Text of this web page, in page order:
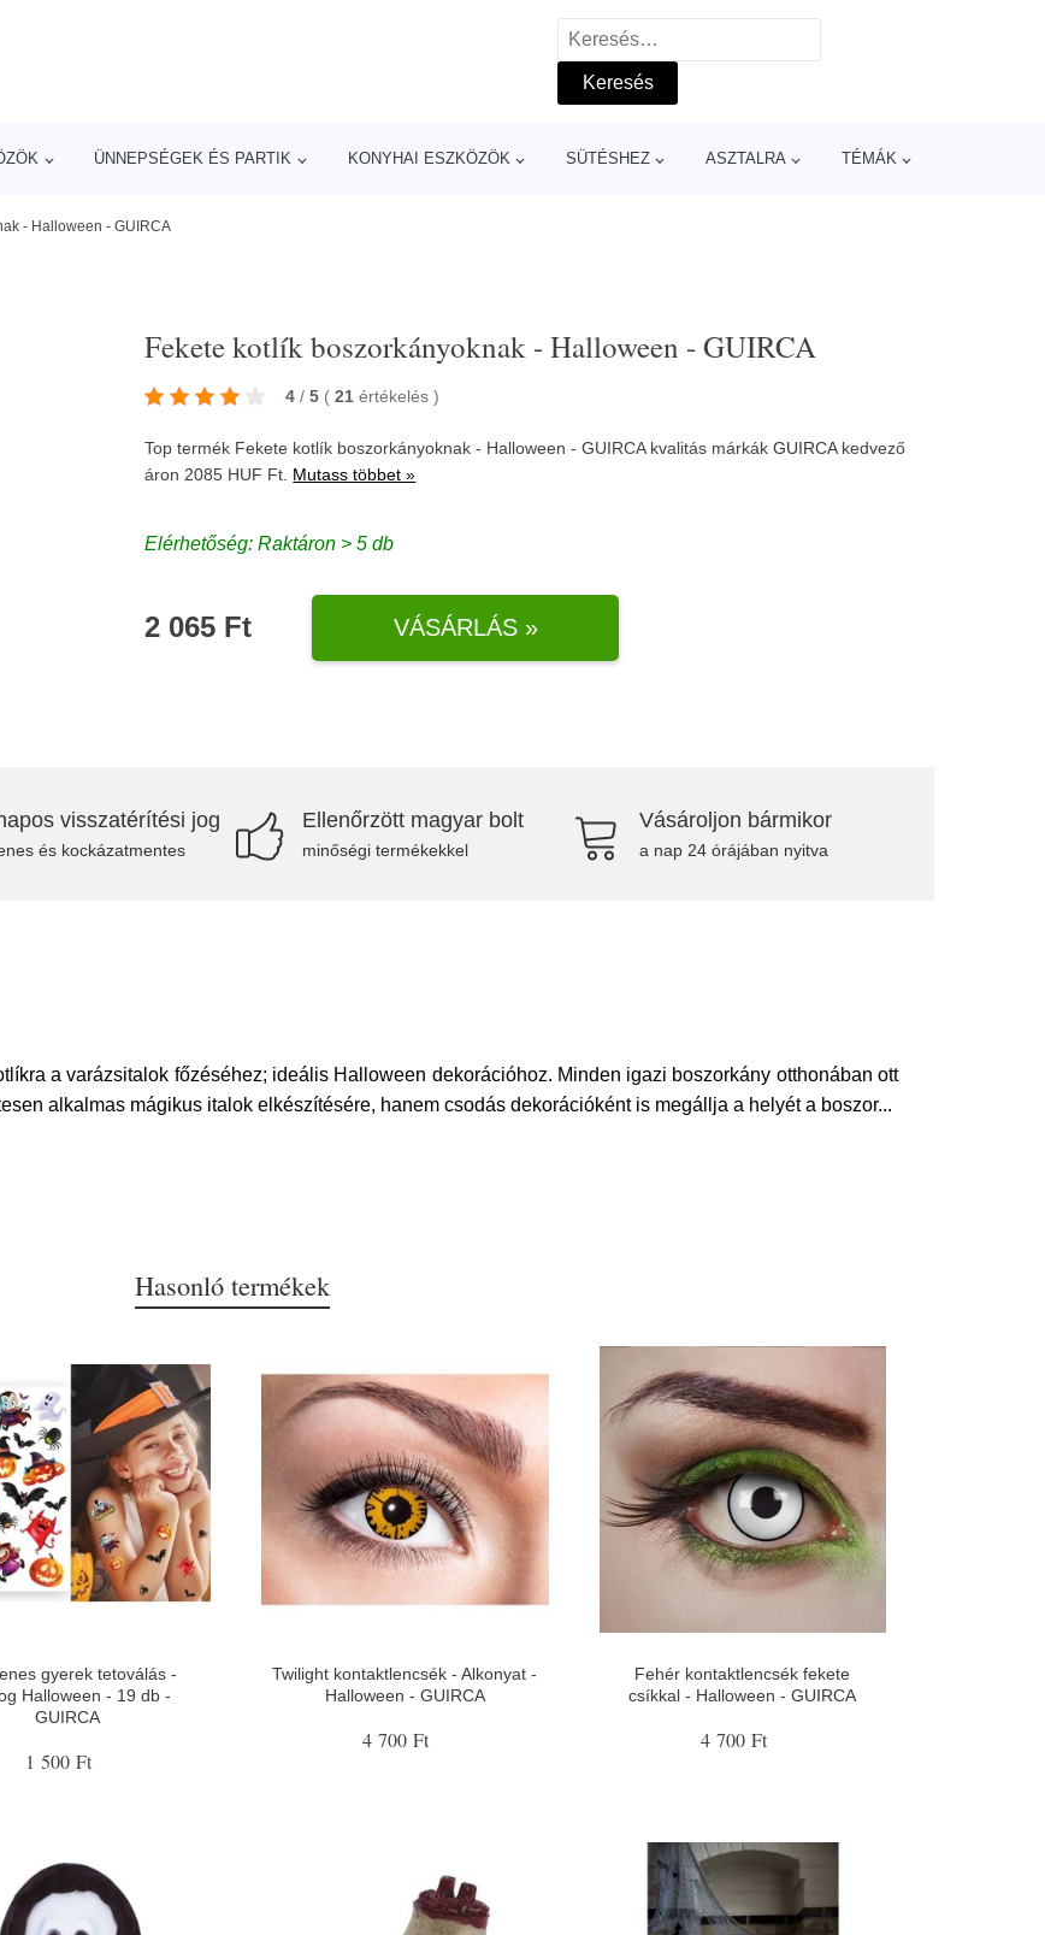
Keresés:
ÜNNEPSÉGEK ÉS PARTIK KONYHAI ESZKÖZÖK SÜTÉSHEZ ASZTALRA TÉMÁK
- Halloween - GUIRCA
Fekete kotlík boszorkányoknak - Halloween - GUIRCA
4 / 5 ( 21 értékelés)
Top termék Fekete kotlík boszorkányoknak - Halloween - GUIRCA kvalitás márkákGUIRCAkedvező
áron 2085 HUF Ft. Mutass többet »
Elérhetőség: Raktáron > 5 db
2 065 Ft VÁSÁRLÁS »
visszatérítési jog
és kockázatmentes
Ellenőrzött magyar bolt
minőségi termékekkel
Vásároljon bármikor
a nap 24 órájában nyitva
a varázsitalok főzéséhez; ideális Halloween dekorációhoz. Minden igazi boszorkány otthonában ott
alkalmas mágikus italok elkészítésére, hanem csodás dekorációként is megállja a helyét a boszor...
Hasonló termékek
gyerek tetoválás -
Halloween - 19 db -
GUIRCA
1 500 Ft
Twilight kontaktlencsék - Alkonyat -
Halloween - GUIRCA
4 700 Ft
Fehér kontaktlencsék fekete
csíkkal - Halloween - GUIRCA
4 700 Ft